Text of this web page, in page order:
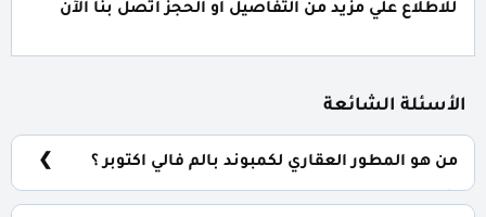
للاطلاع علي مزيد من التفاصيل أو الحجز اتصل بنا الآن
الأسئلة الشائعة
من هو المطور العقاري لكمبوند بالم فالي اكتوبر ؟